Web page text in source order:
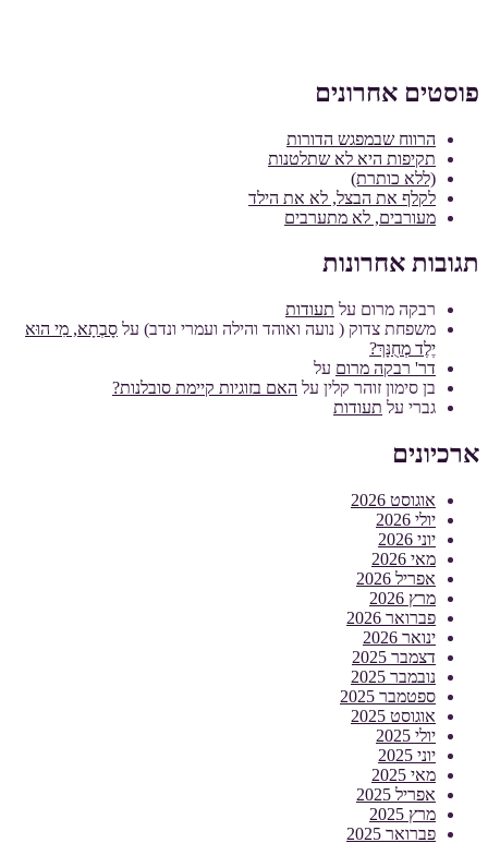
פוסטים אחרונים
הרווח שבמפגש הדורות
תקיפות היא לא שתלטנות
(ללא כותרת)
לקלף את הבצל, לא את הילד
מעורבים, לא מתערבים
תגובות אחרונות
רבקה מרום על תעודות
משפחת צדוק ( נועה ואוהד והילה ועמרי ונדב) על סָבְתָא, מִי הוּא
יֶלֶד מְחֻנָּךְ?
דר' רבקה מרום על
בן סימון זוהר קלין על האם בזוגיות קיימת סובלנות?
גברי על תעודות
ארכיונים
אוגוסט 2026
יולי 2026
יוני 2026
מאי 2026
אפריל 2026
מרץ 2026
פברואר 2026
ינואר 2026
דצמבר 2025
נובמבר 2025
ספטמבר 2025
אוגוסט 2025
יולי 2025
יוני 2025
מאי 2025
אפריל 2025
מרץ 2025
פברואר 2025